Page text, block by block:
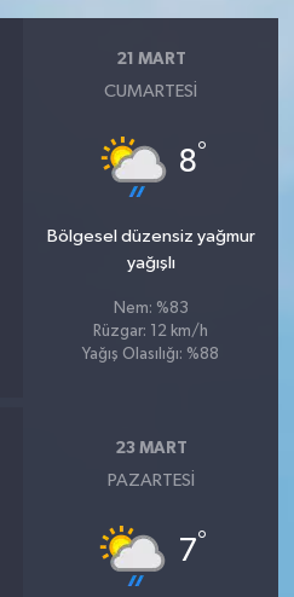
21 MART
CUMARTESI
8°
Bölgesel düzensiz yağmur
yağışlı
Nem: %83
Rüzgar: 12 km/h
Yağış Olasılığı: %88
23 MART
PAZARTESI
7°